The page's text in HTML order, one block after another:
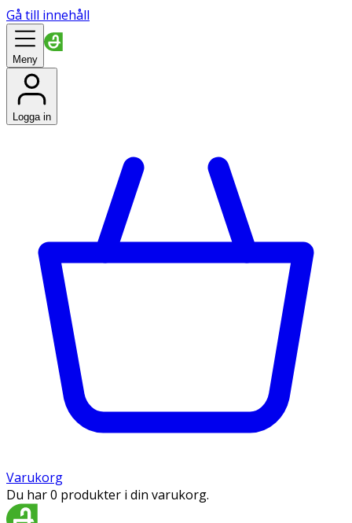
Gå till innehåll
Meny
Logga in
Varukorg
Du har 0 produkter i din varukorg.